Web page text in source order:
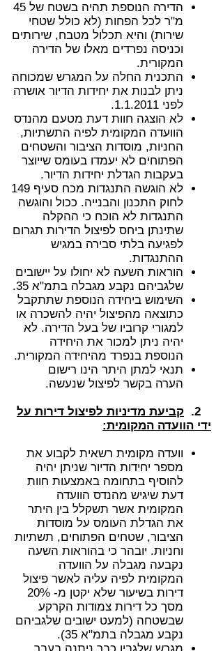
הדירה הנוספת תהיה בשטח של 45
מ"ר לכל הפחות (לא כולל שטחי
שירות) והיא תכלול מטבח, שירותים
וכניסה נפרדים מאלו של הדירה
המקורית.
התכנית החלה על המגרש שמכוחה
ניתן לבנות את יחידות הדיור אושרה
לפני 1.1.2011.
לא הוצגה חוות דעת מטעם מהנדס
הוועדה המקומית לפיה התשתיות,
החניות, מוסדות הציבור והשטחים
הפתוחים לא יעמדו בעומס שייוצר
בעקבות הגדלת יחידות הדיור.
לא הוגשה התנגדות מכח סעיף 149
לחוק התכנון והבנייה. ככול והוגשה
התנגדות לא הוכח כי ההקלה
שתינתן ביחס לפיצול הדירות תגרום
לפגיעה בלתי סבירה במגיש
ההתנגדות.
הוראות השעה לא יחולו על יישובים
שלגביהם נקבע מגבלה בתמ"א 35.
השימוש ביחידה הנוספת שתתקבל
כתוצאה מהפיצול יהיה להשכרה או
למגורי קרוביו של בעל הדירה. לא
יהיה ניתן למכור את היחידה
הנוספת בנפרד מהיחידה המקורית.
תנאי למתן היתר הינו רישום
הערה בקשר לפיצול שנעשה.
קביעת מדיניות לפיצול דירות על
ידי הוועדה המקומית:
וועדה מקומית רשאית לקבוע את
מספר יחידות הדיור שניתן יהיה
להוסיף בתחומה באמצעות חוות
דעת שיגיש מהנדס הוועדה
המקומית אשר תשקלל בין היתר
את הגדלת העומס על מוסדות
הציבור, שטחים הפתוחים, תשתיות
וחניות. יובהר כי בהוראות השעה
נקבעה מגבלה על הוועדה
המקומית לפיה עליה לאשר פיצול
דירות בשיעור שלא יקטן מ- 20%
מסך כל דירות צמודות הקרקע
שבשטחה (למעט ישובים שלגביהם
נקבע מגבלה בתמ"א 35).